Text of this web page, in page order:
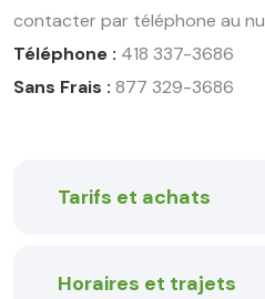
Tarifs et achats
Horaires et trajets
contacter par téléphone au
Téléphone : 418 337-3686
Sans Frais : 877 329-3686